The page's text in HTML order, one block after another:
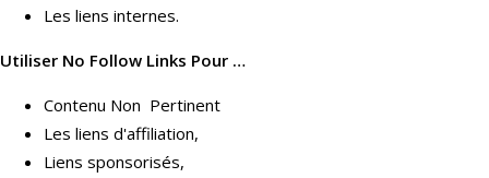
Les liens internes.
Utiliser No Follow Links Pour …
Contenu Non Pertinent
Les liens d'affiliation,
Liens sponsorisés,